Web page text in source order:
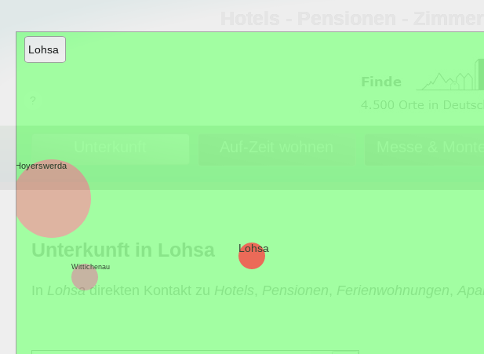
Messe &
Unterkunft in Lohsa
In Lohsadirekten Kontakt zu Hotels, Pensionen, Ferienwohnungen,
Lohsa
Lohsa
Wittichenau
Hoyerswerda